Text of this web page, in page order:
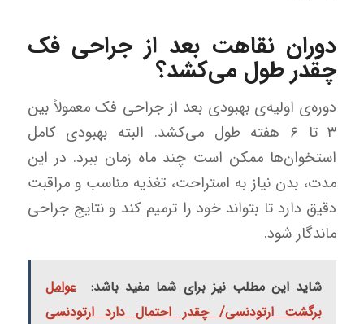
دوران نقاهت بعد از جراحی فک
چقدر طول می‌کشد؟
دوره‌ی اولیه‌ی بهبودی بعد از جراحی فک معمولاً بین
۳ تا ۶ هفته طول می‌کشد. البته بهبودی کامل
استخوان‌ها ممکن است چند ماه زمان ببرد. در این
مدت، بدن نیاز به استراحت، تغذیه مناسب و مراقبت
دقیق دارد تا بتواند خود را ترمیم کند و نتایج جراحی
ماندگار شود.
شاید این مطلب نیز برای شما مفید باشد:
عوامل
برگشت ارتودنسی/ چقدر احتمال دارد ارتودنسی